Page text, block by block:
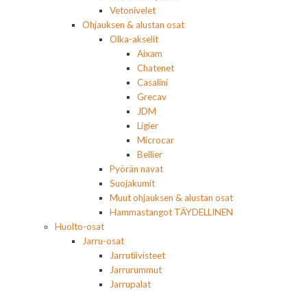
Vetonivelet
Ohjauksen & alustan osat
Olka-akselit
Aixam
Chatenet
Casalini
Grecav
JDM
Ligier
Microcar
Bellier
Pyörän navat
Suojakumit
Muut ohjauksen & alustan osat
Hammastangot TÄYDELLINEN
Huolto-osat
Jarru-osat
Jarrutiivisteet
Jarrurummut
Jarrupalat